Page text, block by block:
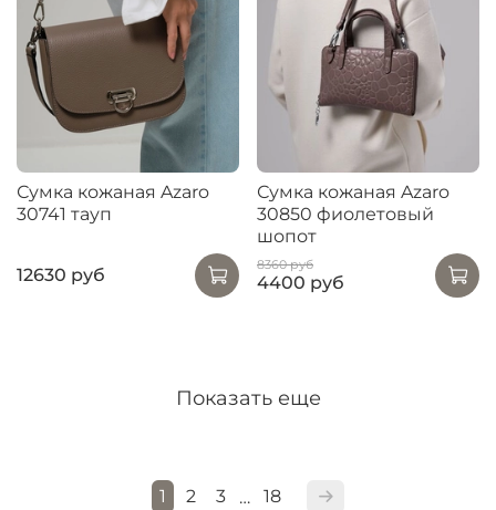
Сумка кожаная Azaro
30741 тауп
12630 руб
Сумка кожаная Azaro
30850 фиолетовый
шопот
8360 руб
4400 руб
Показать еще
1 2 3 … 18